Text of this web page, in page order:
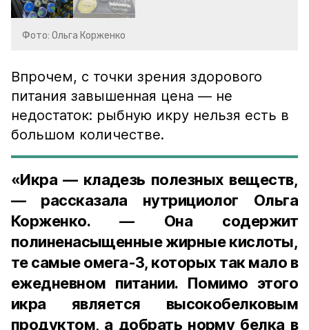
Фото: Ольга Корженко
Впрочем, с точки зрения здорового
питания завышенная цена — не
недостаток: рыбную икру нельзя есть в
большом количестве.
«Икра — кладезь полезных веществ,
— рассказала нутрициолог Ольга
Корженко. — Она содержит
полиненасыщенные жирные кислоты,
те самые омега-3, которых так мало в
ежедневном питании. Помимо этого
икра является высокобелковым
продуктом, а добрать норму белка в